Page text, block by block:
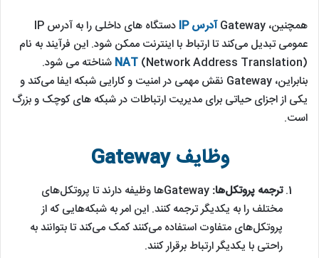
همچنین، Gateway آدرس IP
دستگاه ‌های داخلی را به آدرس IP
عمومی تبدیل می‌کند تا ارتباط با اینترنت ممکن شود. این فرآیند به نام
NAT (Network Address Translation) شناخته می ‌شود.
بنابراین، Gateway نقش مهمی در امنیت و کارایی شبکه ایفا می‌کند و
یکی از اجزای حیاتی برای مدیریت ارتباطات در شبکه‌ های کوچک و بزرگ
است.
وظایف Gateway
ترجمه پروتکل‌ها:
Gatewayها وظیفه دارند تا پروتکل‌های
مختلف را به یکدیگر ترجمه کنند. این امر به شبکه‌هایی که از
پروتکل‌های متفاوت استفاده می‌کنند کمک می‌کند تا بتوانند به
راحتی با یکدیگر ارتباط برقرار کنند.